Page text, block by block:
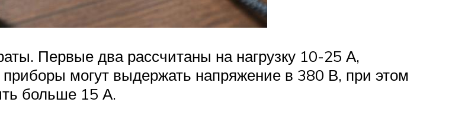
Первые два рассчитаны на нагрузку 10-25 А,
могут выдержать напряжение в 380 В, при этом
больше 15 А.